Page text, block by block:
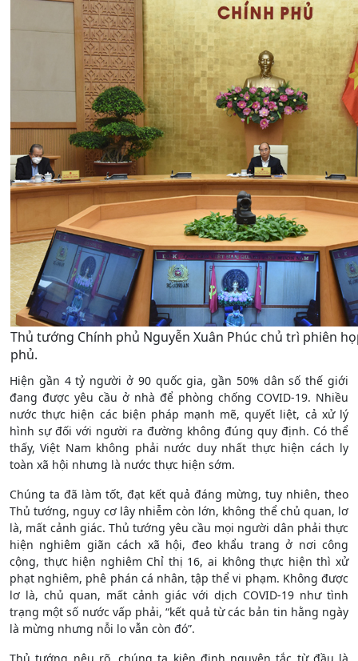
Thủ tướng Chính phủ Nguyễn Xuân Phúc chủ trì phiên
phủ.
Hiện gần 4 tỷ người ở 90 quốc gia, gần 50% dân số thế giới
đang được yêu cầu ở nhà để phòng chống COVID-19. Nhiều
nước thực hiện các biện pháp mạnh mẽ, quyết liệt, cả xử lý
hình sự đối với người ra đường không đúng quy định. Có thể
thấy, Việt Nam không phải nước duy nhất thực hiện cách ly
toàn xã hội nhưng là nước thực hiện sớm.
Chúng ta đã làm tốt, đạt kết quả đáng mừng, tuy nhiên, theo
Thủ tướng, nguy cơ lây nhiễm còn lớn, không thể chủ quan, lơ
là, mất cảnh giác. Thủ tướng yêu cầu mọi người dân phải thực
hiện nghiêm giãn cách xã hội, đeo khẩu trang ở nơi công
cộng, thực hiện nghiêm Chỉ thị 16, ai không thực hiện thì xử
phạt nghiêm, phê phán cá nhân, tập thể vi phạm. Không được
lơ là, chủ quan, mất cảnh giác với dịch COVID-19 như tình
trạng một số nước vấp phải, “kết quả từ các bản tin hằng ngày
là mừng nhưng nỗi lo vẫn còn đó”.